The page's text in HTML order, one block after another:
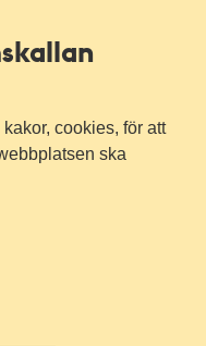
cookies, för att
ska